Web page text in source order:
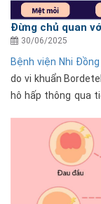
Đừng chủ quan
30/06/2025
Bệnh viện Nhi
do vi khuẩn
hô hấp thông qua